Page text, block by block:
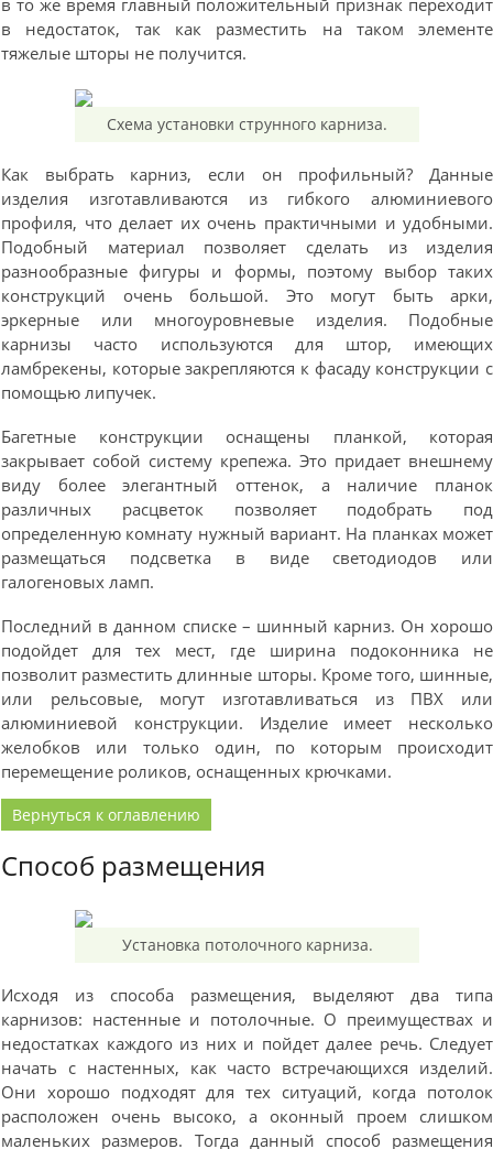
в то же время главный положительный признак переходит
в недостаток, так как разместить на таком элементе
тяжелые шторы не получится.
Схема установки струнного карниза.
Как выбрать карниз, если он профильный? Данные
изделия изготавливаются из гибкого алюминиевого
профиля, что делает их очень практичными и удобными.
Подобный материал позволяет сделать из изделия
разнообразные фигуры и формы, поэтому выбор таких
конструкций очень большой. Это могут быть арки,
эркерные или многоуровневые изделия. Подобные
карнизы часто используются для штор, имеющих
ламбрекены, которые закрепляются к фасаду конструкции с
помощью липучек.
Багетные конструкции оснащены планкой, которая
закрывает собой систему крепежа. Это придает внешнему
виду более элегантный оттенок, а наличие планок
различных расцветок позволяет подобрать под
определенную комнату нужный вариант. На планках может
размещаться подсветка в виде светодиодов или
галогеновых ламп.
Последний в данном списке – шинный карниз. Он хорошо
подойдет для тех мест, где ширина подоконника не
позволит разместить длинные шторы. Кроме того, шинные,
или рельсовые, могут изготавливаться из ПВХ или
алюминиевой конструкции. Изделие имеет несколько
желобков или только один, по которым происходит
перемещение роликов, оснащенных крючками.
Вернуться к оглавлению
Способ размещения
Установка потолочного карниза.
Исходя из способа размещения, выделяют два типа
карнизов: настенные и потолочные. О преимуществах и
недостатках каждого из них и пойдет далее речь. Следует
начать с настенных, как часто встречающихся изделий.
Они хорошо подходят для тех ситуаций, когда потолок
расположен очень высоко, а оконный проем слишком
маленьких размеров. Тогда данный способ размещения